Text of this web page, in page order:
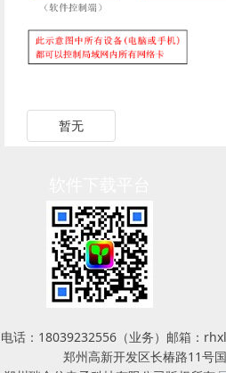
暂无
电话：18039232556（业务）邮箱：
郑州高新开发区长椿路11号